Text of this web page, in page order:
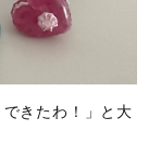
きたわ！」と大